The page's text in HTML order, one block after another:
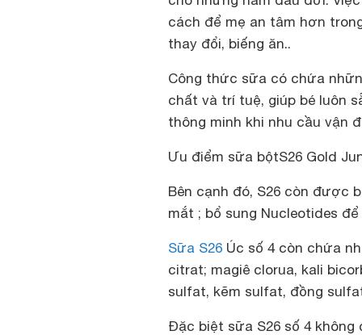
cách để mẹ an tâm hơn
thay đổi, biếng ăn..
Công thức sữa có chứa
chất và trí tuệ, giúp bé luôn
thông minh khi nhu cầu vận
Ưu điểm sữa bộtS26 Gold
Bên cạnh đó, S26 còn được
mắt ; bổ sung Nucleotides
Sữa S26 Úc số 4còn chứa
citrat; magiê clorua, kali
sulfat, kẽm sulfat, đồng
Đặc biệt sữa S26 số 4